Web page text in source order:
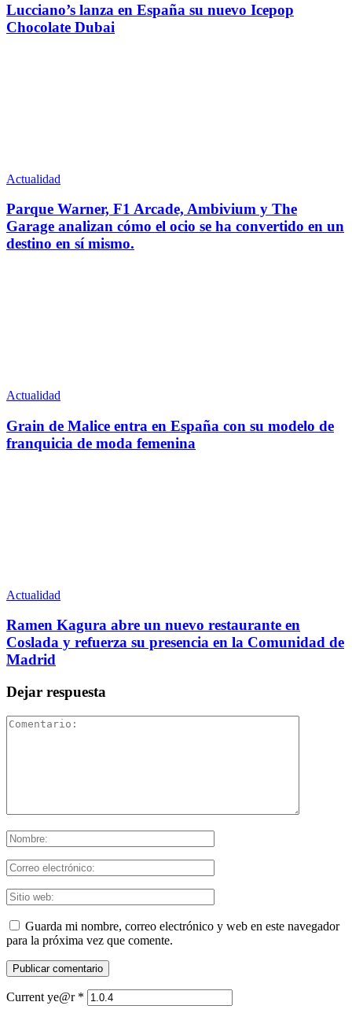
Lucciano’s lanza en España su nuevo Icepop
Chocolate Dubai
Actualidad
Parque Warner, F1 Arcade, Ambivium y The
Garage analizan cómo el ocio se ha convertido en un
destino en sí mismo.
Actualidad
Grain de Malice entra en España con su modelo de
franquicia de moda femenina
Actualidad
Ramen Kagura abre un nuevo restaurante en
Coslada y refuerza su presencia en la Comunidad de
Madrid
Dejar respuesta
Guarda mi nombre, correo electrónico y web en este navegador
para la próxima vez que comente.
Current ye@r *